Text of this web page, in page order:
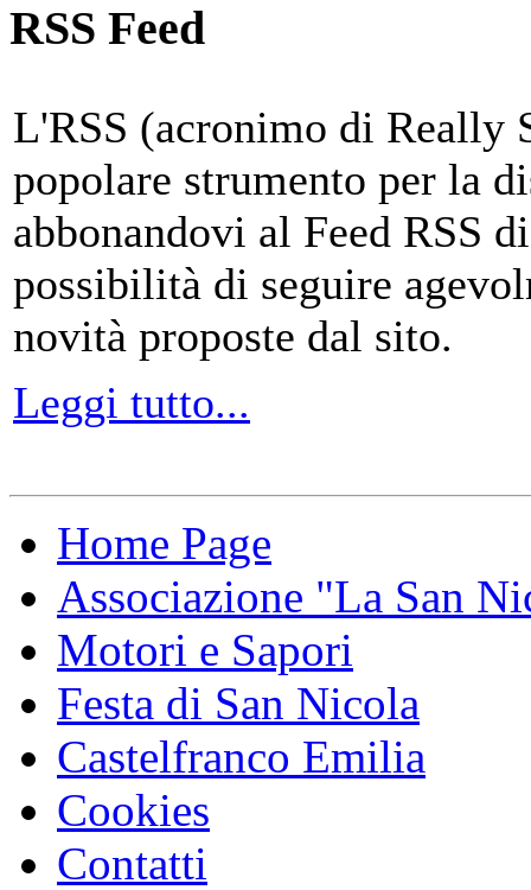
RSS Feed
L'RSS (acronimo di Really
popolare strumento per la
abbonandovi al Feed RSS
possibilità di seguire
novità proposte dal sito.
Leggi tutto...
Home Page
Associazione "La San
Motori e Sapori
Festa di San Nicola
Castelfranco Emilia
Cookies
Contatti